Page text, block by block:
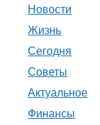
Новости
Жизнь
Сегодня
Советы
Актуальное
Финансы